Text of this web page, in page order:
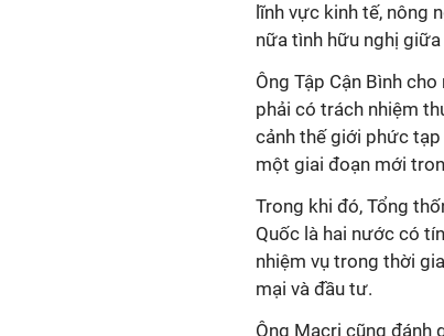
lĩnh vực kinh tế, nông
nữa tình hữu nghị
Ông Tập Cận Bình
phải có trách nhiệm
cảnh thế giới phức tạp
một giai đoạn mới
Trong khi đó, Tổng
Quốc là hai nước có
nhiệm vụ trong thời
mại và đầu tư.
Ông Macri cũng đánh